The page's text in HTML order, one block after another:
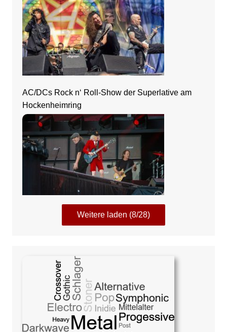
AC/DCs Rock n‘ Roll-Show der Superlative am
Hockenheimring
Weitere laden (8/28)